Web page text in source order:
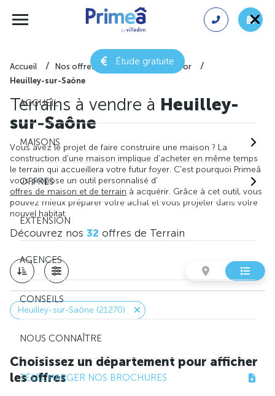
Étude gratuite
ACCUEIL
MAISONS
OFFRES
EXTENSION
AGENCES
CONSEILS
NOUS CONNAÎTRE
TÉLÉCHARGER NOS BROCHURES
Accueil Nos offres de terrain
Côte-d'or
Heuilley-sur-Saône
Terrains à vendre à Heuilley-
sur-Saône
Vous avez le projet de faire construire une maison ? La
construction d'une maison implique d'acheter en même temps
le terrain qui accueillera votre futur foyer. C'est pourquoi Primeâ
vous propose un outil personnalisé d'
offres de maison et de terrain à acquérir. Grâce à cet outil, vous
pouvez mieux préparer votre achat et vous projeter dans votre
nouvel habitat.
Découvrez nos 32 offres de Terrain
Heuilley-sur-Saône (21270)
Choisissez un département pour afficher
les offres